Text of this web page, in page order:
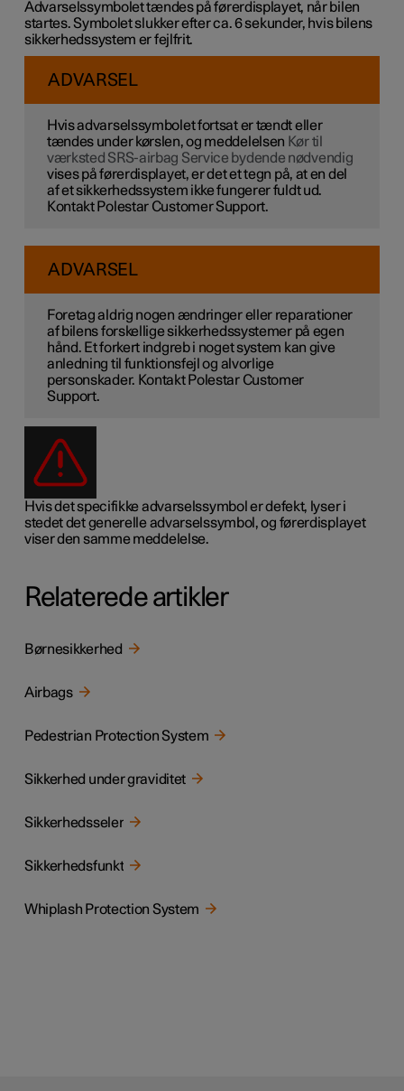
Advarselssymbolet tændes på førerdisplayet, når bilen
startes. Symbolet slukker efter ca. 6 sekunder, hvis bilens
sikkerhedssystem er fejlfrit.
ADVARSEL
Hvis advarselssymbolet fortsat er tændt eller
tændes under kørslen, og meddelelsen Kør til
værksted SRS-airbag Service bydende nødvendig
vises på førerdisplayet, er det et tegn på, at en del
af et sikkerhedssystem ikke fungerer fuldt ud.
Kontakt Polestar Customer Support.
ADVARSEL
Foretag aldrig nogen ændringer eller reparationer
af bilens forskellige sikkerhedssystemer på egen
hånd. Et forkert indgreb i noget system kan give
anledning til funktionsfejl og alvorlige
personskader. Kontakt Polestar Customer
Support.
Hvis det specifikke advarselssymbol er defekt, lyser i
stedet det generelle advarselssymbol, og førerdisplayet
viser den samme meddelelse.
Relaterede artikler
Børnesikkerhed
Airbags
Pedestrian Protection System
Sikkerhed under graviditet
Sikkerhedsseler
Sikkerhedsfunkt
Whiplash Protection System